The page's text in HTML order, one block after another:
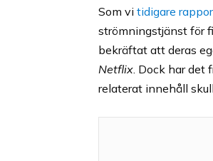
Som vi tidigare
strömningstjänst för
bekräftat att deras
Netflix. Dock har det
relaterat innehåll